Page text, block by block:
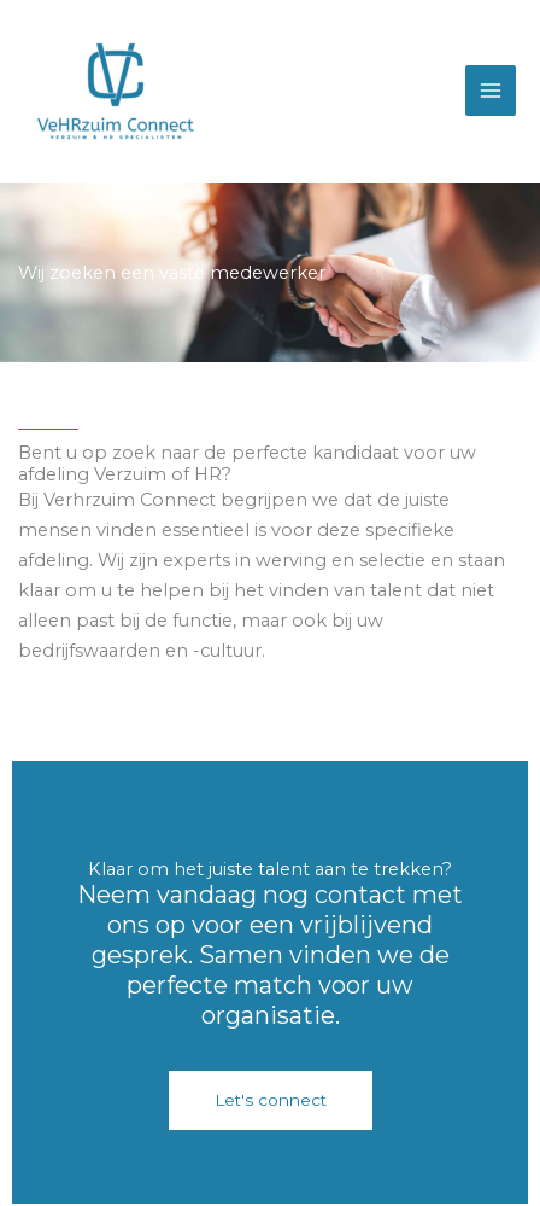
Wij zoeken een vaste medewerker
Bent u op zoek naar de perfecte kandidaat voor uw
afdeling Verzuim of HR?
Bij Verhrzuim Connect begrijpen we dat de juiste
mensen vinden essentieel is voor deze specifieke
afdeling. Wij zijn experts in werving en selectie en staan
klaar om u te helpen bij het vinden van talent dat niet
alleen past bij de functie, maar ook bij uw
bedrijfswaarden en -cultuur.
Klaar om het juiste talent aan te trekken?
Neem vandaag nog contact met
ons op voor een vrijblijvend
gesprek. Samen vinden we de
perfecte match voor uw
organisatie.
Let's connect